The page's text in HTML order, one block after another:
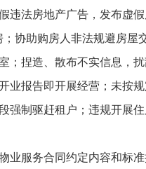
违法房地产广告，发布虚
协助购房人非法规避房
；捏造、散布不实信息，
业报告即开展经营；未按
强制驱赶租户；违规开展
业服务合同约定内容和标